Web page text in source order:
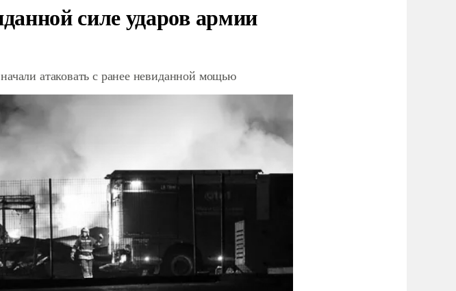
силе ударов армии
атаковать с ранее невиданной мощью